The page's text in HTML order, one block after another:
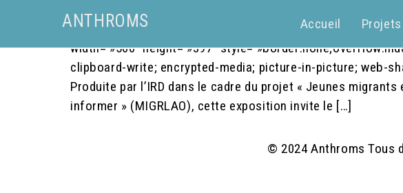
ANTHROMS Accueil Projets
width= »500″ height= »397″ style=
clipboard-write; encrypted-media; picture-in-picture; web-
Produite par l’IRD dans le cadre du projet « Jeunes
informer » (MIGRLAO), cette exposition invite le […]
© 2024 Anthroms